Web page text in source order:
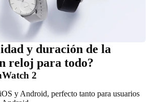
y duración de la
reloj para todo?
2
y Android, perfecto tanto para usuarios